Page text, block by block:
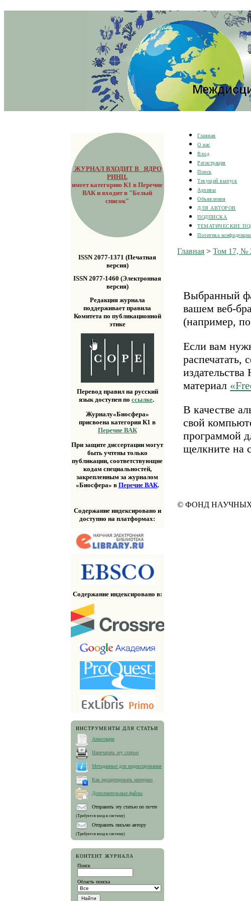
ЖУРНАЛ ВХОДИТ В ЯДРО
РИНЦ,
имеет категорию К1 в Перечне
ВАК и входит в "Белый
список"
ISSN 2077-1371 (Печатная
версия)
ISSN 2077-1460 (Электронная
версия)
Редакция журнала
поддерживает правила
Комитета по публикационной
этике
Перевод правил на русский
язык доступен поссылке.
Журналу«Биосфера»
присвоена категория К1 в
Перечне ВАК
При защите диссертации могут
быть учтены только
публикации, соответствующие
кодам специальностей,
закрепленным за журналом
«Биосфера» в Перечне ВАК.
Содержание индексировано и
доступно на платформах:
Содержание индексировано в:
ИНСТРУМЕНТЫ ДЛЯ СТАТЬИ
Аннотация
Напечатать эту статью
Метаданные для индексирования
Как процитировать материал
Дополнительные файлы
Отправить эту статью по почте
(Требуется вход в систему)
Отправить письмо автору
(Требуется вход в систему)
КОНТЕНТ ЖУРНАЛА
Поиск
Область поиска
Главная
О нас
Вход
Регистрация
Поиск
Текущий выпуск
Архивы
Объявления
ДЛЯ АВТОРОВ
ПОДПИСКА
ТЕМАТИЧЕСКИЕ
Политика
Главная >Том 17, №
Выбранный
вашем веб-
(например,
Если вам
распечатать,
материал
В качестве
свой
программой
щелкните на
© ФОНД